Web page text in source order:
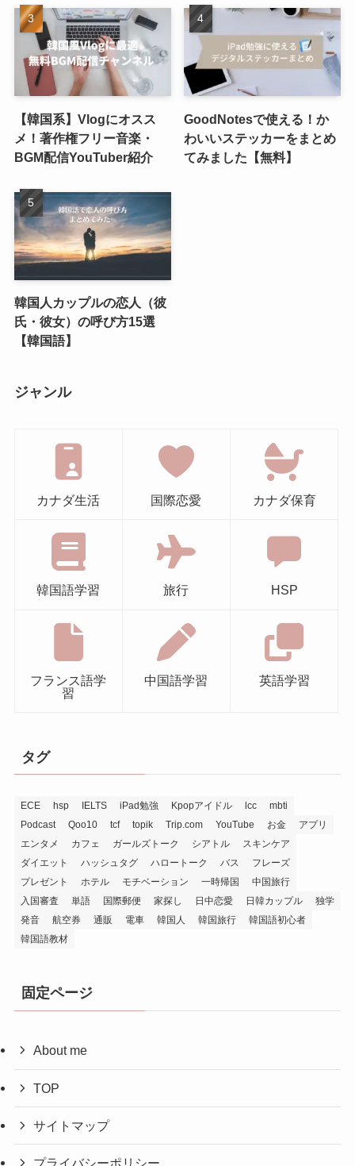
【韓国系】Vlogにオスス
メ！著作権フリー音楽・
BGM配信YouTuber紹介
GoodNotesで使える！か
わいいステッカーをまとめ
てみました【無料】
韓国人カップルの恋人（彼
氏・彼女）の呼び方15選
【韓国語】
ジャンル
カナダ生活 国際恋愛 カナダ保育
韓国語学習 旅行 HSP
フランス語学
習
中国語学習 英語学習
タグ
ECE hsp IELTS iPad勉強 Kpopアイドル lcc
mbti
Podcast
Qoo10 tcf topik Trip.com YouTube お金
アプリ
エンタメ
カフェ ガールズトーク シアトル
スキンケア
ダイエット
ハッシュタグ ハロートーク バス
フレーズ
プレゼント
ホテル モチベーション 一時帰国
中国旅行
入国審査
単語 国際郵便 家探し 日中恋愛 日韓カップル
独学
発音
航空券 通販 電車 韓国人 韓国旅行
韓国語初心者
韓国語教材
固定ページ
About me
TOP
サイトマップ
プライバシーポリシー